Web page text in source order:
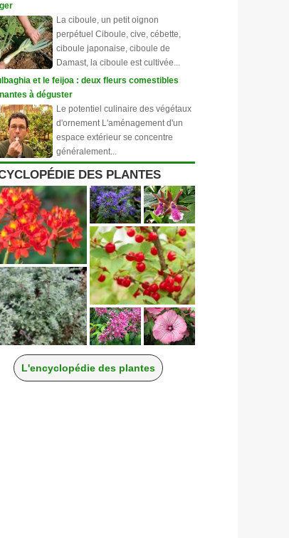
La ciboule, un petit oignon
perpétuel Ciboule, cive, cébette,
ciboule japonaise, ciboule de
Damast, la ciboule est cultivée...
et le feijoa : deux fleurs comestibles
à déguster
Le potentiel culinaire des végétaux
d'ornement L'aménagement d'un
espace extérieur se concentre
généralement...
DES PLANTES
L'encyclopédie des plantes